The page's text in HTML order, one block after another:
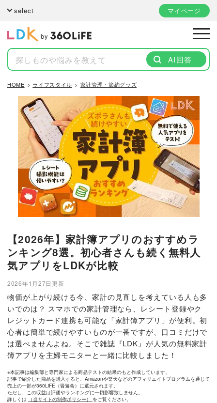
select マイページ
by
AI回答
HOME ライフスタイル 家計管理・節約グッズ
【2026年】家計簿アプリのおすすめラ
ンキング8選。初心者さんも続く無料人
気アプリをLDKが比較
2026年1月27日更新
物価が上がり続ける今、家計の見直しを考えている人も多
いでのは？ スマホでの家計管理なら、レシート登録やク
レジットカード連携も可能な「家計簿アプリ」が便利。初
心者は簡単で続けやすいものが一番ですが、口コミだけで
は選べませんよね。そこで雑誌『LDK』が人気の無料家計
簿アプリを主婦モニターと一緒に比較しました！
※本記事は編集部と専門家による商品テストの結果のもと作成しています。
記事で紹介した商品を購入すると、Amazonや楽天などのアフィリエイトプログラムを通じて
売上の一部が360LiFE（晋遊舎）に還元されます。
ただし、この収益は評価やランキングに一切影響致しません。
詳しくは
（当サイトの制作ポリシー） をご覧ください。